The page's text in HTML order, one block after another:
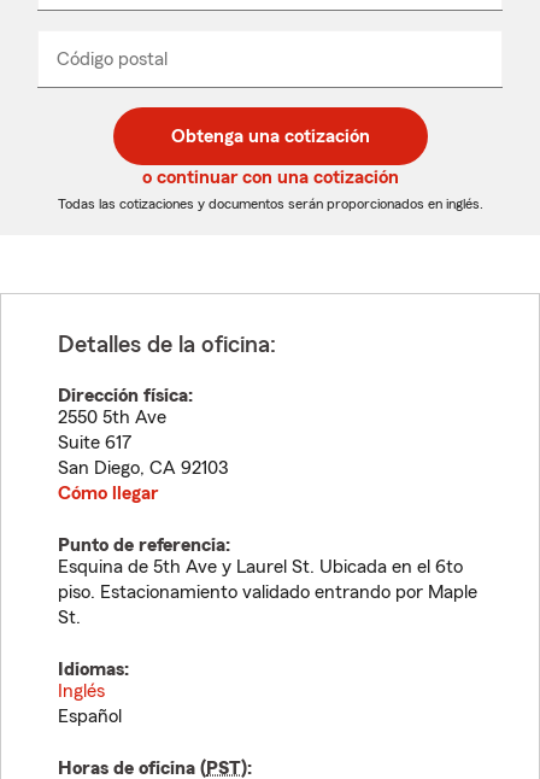
desplegable
Código postal
de
5
dígitos
de
5
dígitos
_____
Obtenga una cotización
o continuar con una cotización
Todas las cotizaciones y documentos serán proporcionados en inglés.
Detalles de la oficina:
Dirección física:
2550 5th Ave
Suite 617
San Diego, CA 92103
Cómo llegar
Punto de referencia:
Esquina de 5th Ave y Laurel St. Ubicada en el 6to
piso. Estacionamiento validado entrando por Maple
St.
Idiomas:
Inglés
Español
Horas de oficina (PST):